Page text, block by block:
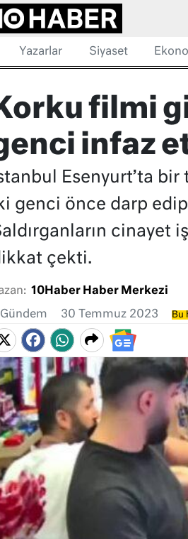
Yazarlar Siyaset
filmi
infaz
Esenyurt’ta
genci önce darp
cinayet
çekti.
10Haber Haber Merkezi
Gündem 30 Temmuz 2023 Bu